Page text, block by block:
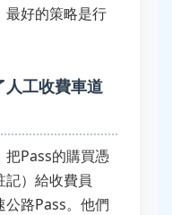
最好的策略是行
人工收費車道
把Pass的購買憑
）給收費員
路Pass。他們